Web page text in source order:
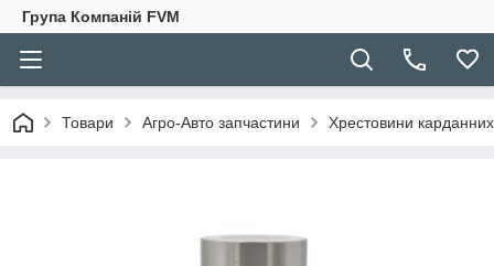
Група Компаній FVM
Товари Агро-Авто запчастини Хрестовини карданних